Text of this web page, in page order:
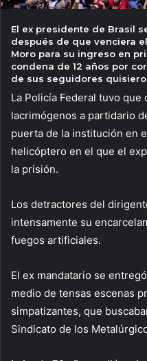
El ex presidente de Brasil
después de que venciera
Moro para su ingreso en
condena de 12 años por
de sus seguidores
La Policía Federal tuvo que
lacrimógenos a partidario
puerta de la institución en
helicóptero en el que el
la prisión.
Los detractores del
intensamente su
fuegos artificiales.
El ex mandatario se
medio de tensas escenas
simpatizantes, que
Sindicato de los